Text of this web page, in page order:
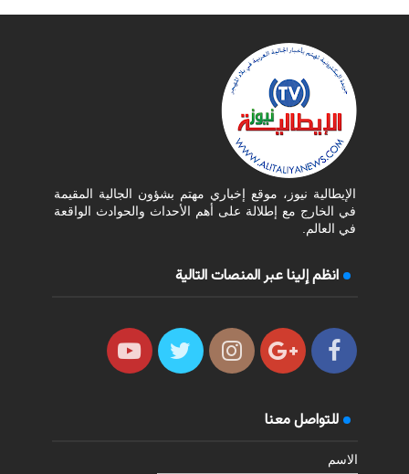
الإيطالية نيوز، موقع إخباري مهتم بشؤون الجالية المقيمة
في الخارج مع إطلالة على أهم الأحداث والحوادث الواقعة
في العالم.
انظم إلينا عبر المنصات التالية
للتواصل معنا
الاسم